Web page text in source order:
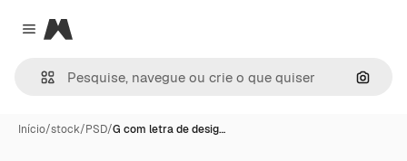
Close menu
Magnific
Início/stock/PSD/G com letra de desig…